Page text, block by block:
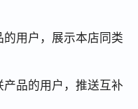
用户，展示本店同类
品的用户，推送互补